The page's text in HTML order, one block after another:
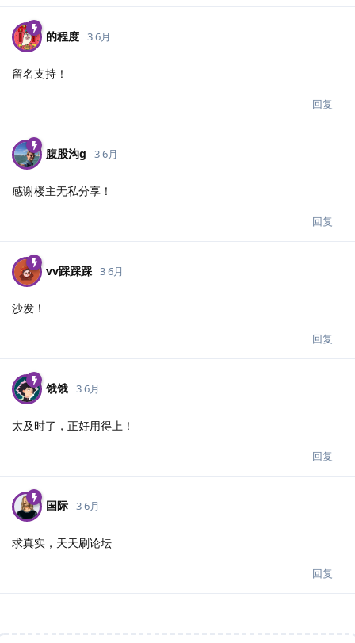
的程度 3 6月
留名支持！
回复
腹股沟g 3 6月
感谢楼主无私分享！
回复
vv踩踩踩 3 6月
沙发！
回复
饿饿 3 6月
太及时了，正好用得上！
回复
国际 3 6月
求真实，天天刷论坛
回复